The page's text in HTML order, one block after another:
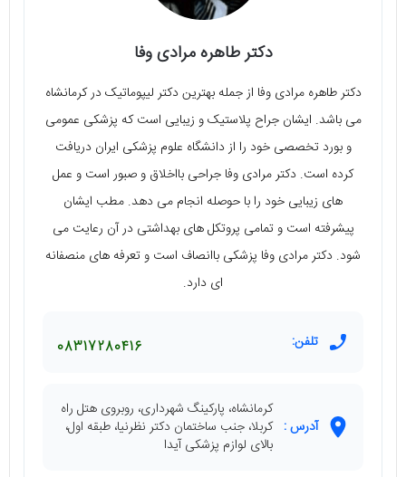
دکتر طاهره مرادی وفا
دکتر طاهره مرادی وفا از جمله بهترین دکتر لیپوماتیک در کرمانشاه
می باشد. ایشان جراح پلاستیک و زیبایی است که پزشکی عمومی
و بورد تخصصی خود را از دانشگاه علوم پزشکی ایران دریافت
کرده است. دکتر مرادی وفا جراحی بااخلاق و صبور است و عمل
های زیبایی خود را با حوصله انجام می دهد. مطب ایشان
پیشرفته است و تمامی پروتکل های بهداشتی در آن رعایت می
شود. دکتر مرادی وفا پزشکی باانصاف است و تعرفه های منصفانه
ای دارد.
تلفن: 08317280416
آدرس :
کرمانشاه، پارکینگ شهرداری، روبروی هتل راه
کربلا، جنب ساختمان دکتر نظرنیا، طبقه اول،
بالای لوازم پزشکی آیدا